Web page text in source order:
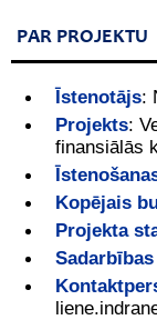
PAR PROJEKTU
Īstenotājs:
Projekts:
finansiālās
Kopējais
Projekta